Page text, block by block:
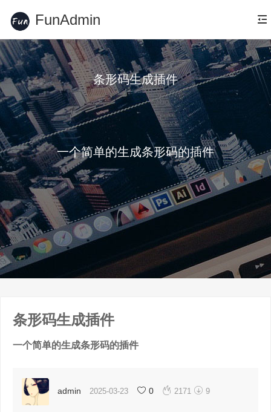
FunAdmin
条形码生成插件
一个简单的生成条形码的插件
条形码生成插件
一个简单的生成条形码的插件
admin 2025-03-23  0 2171  9